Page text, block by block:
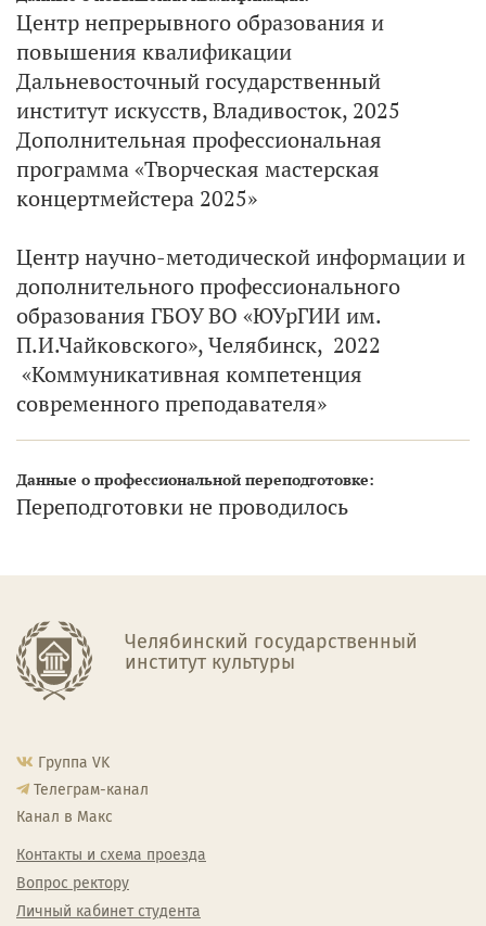
Центр непрерывного образования и
повышения квалификации
Дальневосточный государственный
институт искусств, Владивосток, 2025
Дополнительная профессиональная
программа «Творческая мастерская
концертмейстера 2025»
Центр научно-методической информации и
дополнительного профессионального
образования ГБОУ ВО «ЮУрГИИ им.
П.И.Чайковского», Челябинск, 2022
«Коммуникативная компетенция
современного преподавателя»
Данные о профессиональной переподготовке:
Переподготовки не проводилось
Челябинский государственный
институт культуры
Группа VK
Телеграм-канал
Канал в Макс
Контакты и схема проезда
Вопрос ректору
Личный кабинет студента